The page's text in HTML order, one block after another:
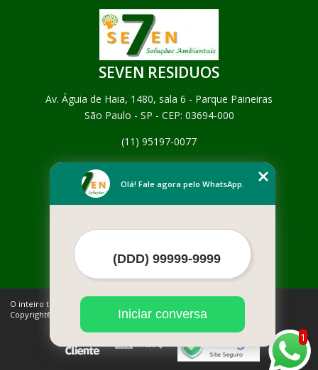
SEVEN RESIDUOS
Av. Águia de Haia, 1480, sala 6 - Parque Paineiras
São Paulo - SP - CEP: 03694-000
(11) 95197-0077
Empresa
Contato
Mais Serviços
O inteiro teor deste site está sujeito à proteção de direitos autorais.
Copyright© SEVEN RESIDUOS (Lei 9610 de 19/02/1998)
1
Olá! Fale agora pelo WhatsApp.
Iniciar conversa